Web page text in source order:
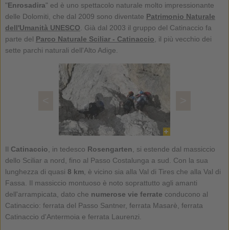
"Enrosadira" ed è uno spettacolo naturale molto impressionante
delle Dolomiti, che dal 2009 sono diventate Patrimonio Naturale
dell'Umanità UNESCO . Già dal 2003 il gruppo del Catinaccio fa
parte del Parco Naturale Sciliar - Catinaccio , il più vecchio dei
sette parchi naturali dell'Alto Adige.
Il Catinaccio , in tedesco Rosengarten , si estende dal massiccio
dello Sciliar a nord, fino al Passo Costalunga a sud. Con la sua
lunghezza di quasi 8 km, è vicino sia alla Val di Tires che alla Val di
Fassa. Il massiccio montuoso è noto soprattutto agli amanti
dell'arrampicata, dato che numerose vie ferrate conducono al
Catinaccio: ferrata del Passo Santner, ferrata Masarè, ferrata
Catinaccio d'Antermoia e ferrata Laurenzi.